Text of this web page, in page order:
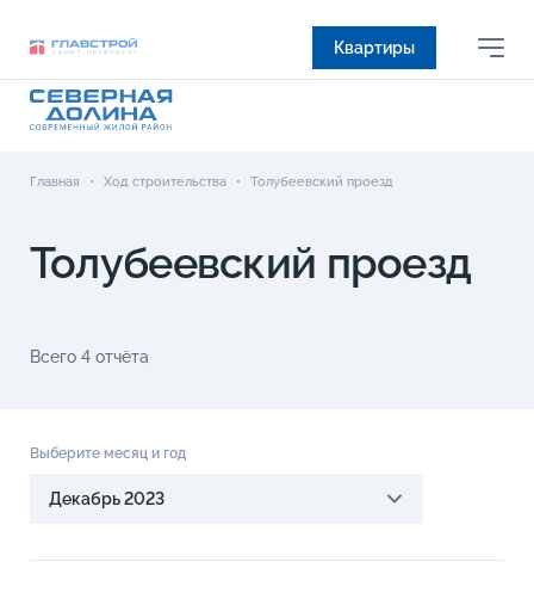
Квартиры
Главная • Ход строительства • Толубеевский проезд
Толубеевский проезд
Всего 4 отчёта
Выберите месяц и год
Декабрь 2023